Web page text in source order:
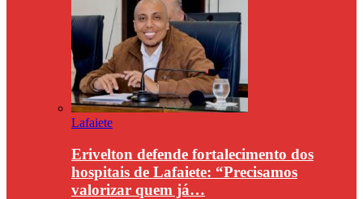
Lafaiete
Erivelton defende fortalecimento dos
hospitais de Lafaiete: “Precisamos
valorizar quem já…